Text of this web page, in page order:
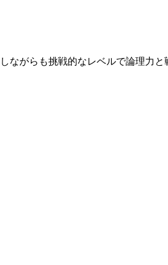
がらも挑戦的なレベルで論理力と